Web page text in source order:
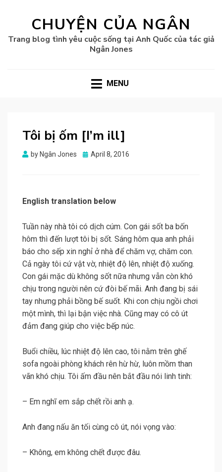
CHUYỆN CỦA NGÂN
Trang blog tình yêu cuộc sống tại Anh Quốc của tác giả
Ngân Jones
MENU
Tôi bị ốm [I’m ill]
by Ngân Jones
Posted
April 8, 2016
English translation below
Tuần này nhà tôi có dịch cúm. Con gái sốt ba bốn
hôm thì đến lượt tôi bị sốt. Sáng hôm qua anh phải
báo cho sếp xin nghỉ ở nhà để chăm vợ, chăm con.
Cả ngày tôi cứ vật vờ, nhiệt độ lên, nhiệt độ xuống.
Con gái mặc dù không sốt nữa nhưng vẫn còn khó
chịu trong người nên cứ đòi bế mãi. Anh đang bị sái
tay nhưng phải bồng bế suốt. Khi con chịu ngồi chơi
một mình, thì lại bận việc nhà. Cũng may có cô út
đảm đang giúp cho việc bếp núc.
Buổi chiều, lúc nhiệt độ lên cao, tôi nằm trên ghế
sofa ngoài phòng khách rên hừ hừ, luôn mồm than
vãn khó chịu. Tôi ấm đầu nên bắt đầu nói linh tinh:
– Em nghĩ em sắp chết rồi anh ạ.
Anh đang nấu ăn tối cùng cô út, nói vọng vào:
– Không, em không chết được đâu.